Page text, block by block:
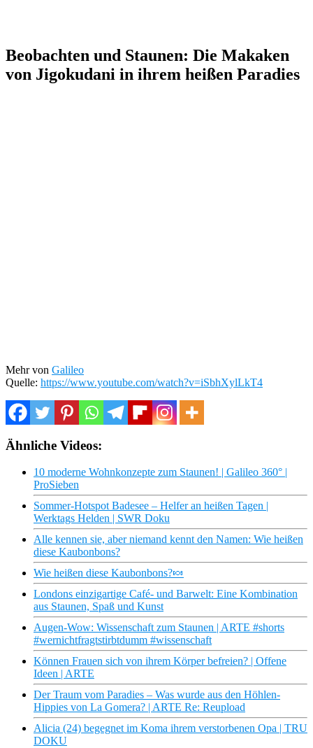
Beobachten und Staunen: Die Makaken
von Jigokudani in ihrem heißen Paradies
Mehr von Galileo
Quelle: https://www.youtube.com/watch?v=iSbhXylLkT4
Ähnliche Videos:
10 moderne Wohnkonzepte zum Staunen! | Galileo 360° |
ProSieben
Sommer-Hotspot Badesee – Helfer an heißen Tagen |
Werktags Helden | SWR Doku
Alle kennen sie, aber niemand kennt den Namen: Wie heißen
diese Kaubonbons?
Wie heißen diese Kaubonbons?🍬
Londons einzigartige Café- und Barwelt: Eine Kombination
aus Staunen, Spaß und Kunst
Augen-Wow: Wissenschaft zum Staunen | ARTE #shorts
#wernichtfragtstirbtdumm #wissenschaft
Können Frauen sich von ihrem Körper befreien? | Offene
Ideen | ARTE
Der Traum vom Paradies – Was wurde aus den Höhlen-
Hippies von La Gomera? | ARTE Re: Reupload
Alicia (24) begegnet im Koma ihrem verstorbenen Opa | TRU
DOKU